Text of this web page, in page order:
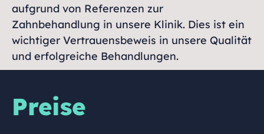
aufgrund von Referenzen zur
Zahnbehandlung in unsere Klinik. Dies ist ein
wichtiger Vertrauensbeweis in unsere Qualität
und erfolgreiche Behandlungen.
Preise